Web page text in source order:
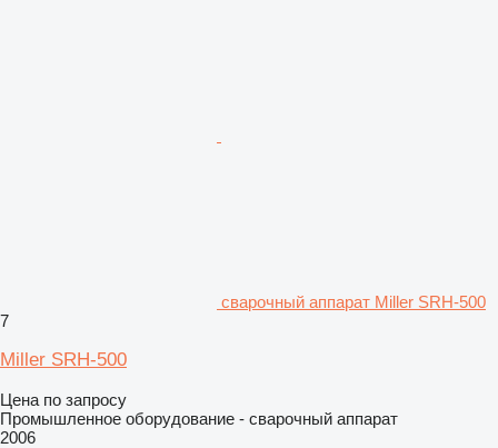
сварочный аппарат Miller SRH-500
7
Miller SRH-500
Цена по запросу
Промышленное оборудование - сварочный аппарат
2006